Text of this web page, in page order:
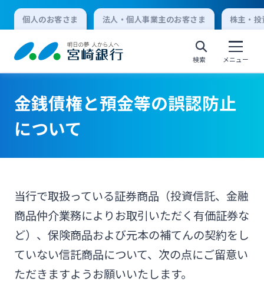
個人のお客さま 法人・個人事業主のお客さま 株主・
検索 メニュー
個人向けインターネットバンキング
ログオン
法人向けインターネットバンキング
ログオン
金銭債権と預金等の誤認防止
について
当行で取扱っている証券商品（投資信託、金融
商品仲介業務によりお取引いただく有価証券な
ど）、保険商品および元本の補てんの契約をし
ていない信託商品について、次の点にご留意い
ただきますようお願いいたします。